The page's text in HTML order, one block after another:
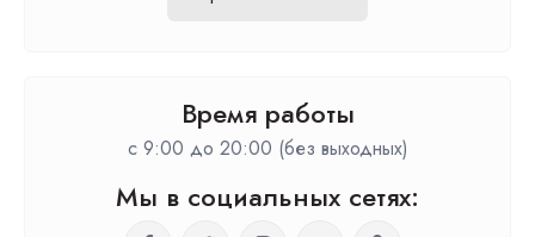
Время работы
c 9:00 до 20:00 (без выходных)
Мы в социальных сетях: